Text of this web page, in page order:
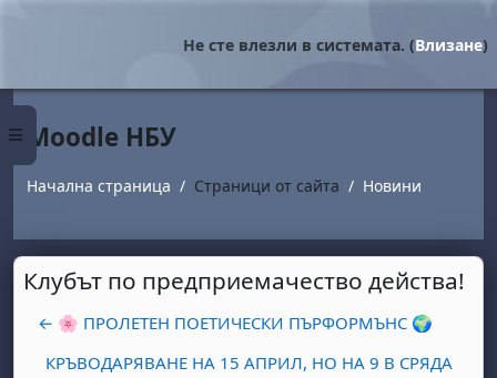
Страничен панел
Не сте влезли в системата. (Влизане)
Moodle НБУ
Начална страница Страници от сайта Новини
Клубът по предприемачество действа!
← 🌸 ПРОЛЕТЕН ПОЕТИЧЕСКИ ПЪРФОРМЪНС 🌍
КРЪВОДАРЯВАНЕ НА 15 АПРИЛ, НО НА 9 В СРЯДА